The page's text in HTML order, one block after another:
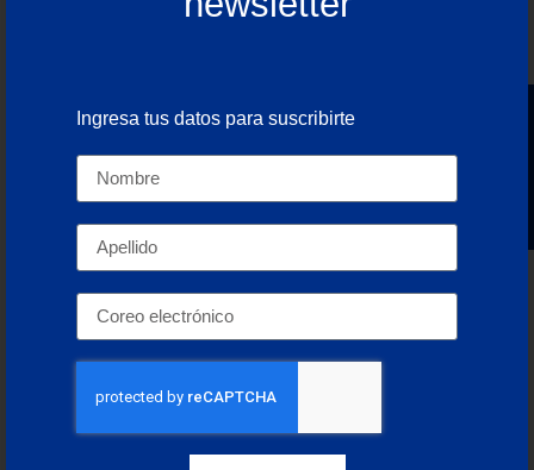
contenedores. A esto se suma el riesgo de
Los puertos mexicanos, en particular Manzanillo,
Veracruz y Lázaro Cárdenas, enfrentan el desafío
de adaptarse a nuevos flujos de carga que pueden
concentrarse en determinados periodos,
provoca congestiones si no se cuenta con la
infraestructura adecuada. Este entorno obliga a las
empresas a adoptar estrategias de mitigación más
Diversificar rutas y proveedores logísticos
para reducir la dependencia de una sola
naviera.
Ingresa tus datos para suscribirte